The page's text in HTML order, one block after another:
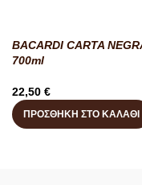
BACARDI CARTA
700ml
22,50 €
ΠΡΟΣΘΉΚΗ ΣΤΟ ΚΑΛΆΘΙ